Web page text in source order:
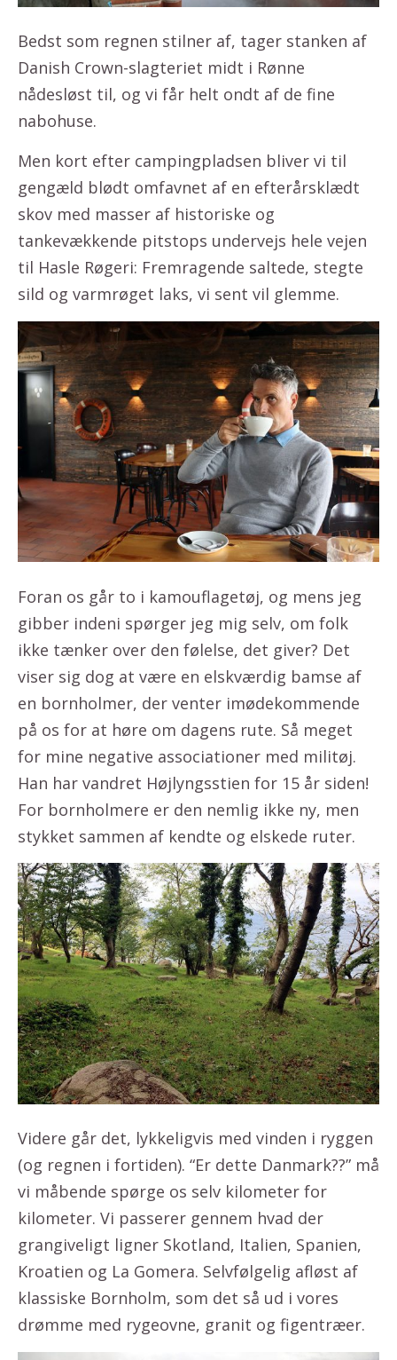
Bedst som regnen stilner af, tager stanken af
Danish Crown-slagteriet midt i Rønne
nådesløst til, og vi får helt ondt af de fine
nabohuse.
Men kort efter campingpladsen bliver vi til
gengæld blødt omfavnet af en efterårsklædt
skov med masser af historiske og
tankevækkende pitstops undervejs hele vejen
til Hasle Røgeri: Fremragende saltede, stegte
sild og varmrøget laks, vi sent vil glemme.
Foran os går to i kamouflagetøj, og mens jeg
gibber indeni spørger jeg mig selv, om folk
ikke tænker over den følelse, det giver? Det
viser sig dog at være en elskværdig bamse af
en bornholmer, der venter imødekommende
på os for at høre om dagens rute. Så meget
for mine negative associationer med militøj.
Han har vandret Højlyngsstien for 15 år siden!
For bornholmere er den nemlig ikke ny, men
stykket sammen af kendte og elskede ruter.
Videre går det, lykkeligvis med vinden i ryggen
(og regnen i fortiden). “Er dette Danmark??” må
vi måbende spørge os selv kilometer for
kilometer. Vi passerer gennem hvad der
grangiveligt ligner Skotland, Italien, Spanien,
Kroatien og La Gomera. Selvfølgelig afløst af
klassiske Bornholm, som det så ud i vores
drømme med rygeovne, granit og figentræer.